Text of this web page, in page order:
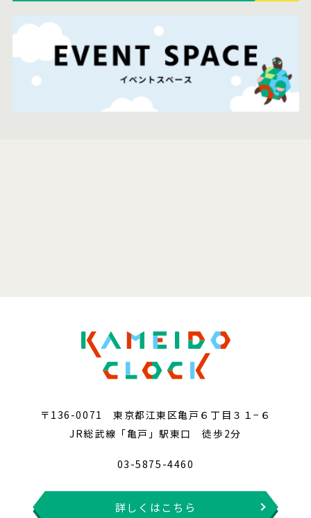
〒136-0071 東京都江東区亀戸６丁目３１−６
JR総武線「亀戸」駅東口 徒歩2分
03-5875-4460
詳しくはこちら